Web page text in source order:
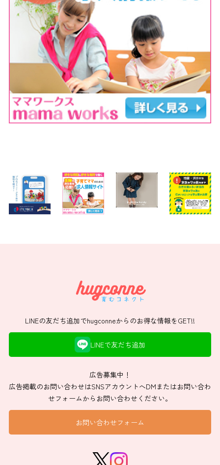
LINEの友だち追加でhugconneからのお得な情報をGET!!
LINEで友だち追加
広告募集中！
広告掲載のお問い合わせはSNSアカウントへDMまたはお問い合わ
せフォームからお問い合わせください。
お問い合わせフォーム